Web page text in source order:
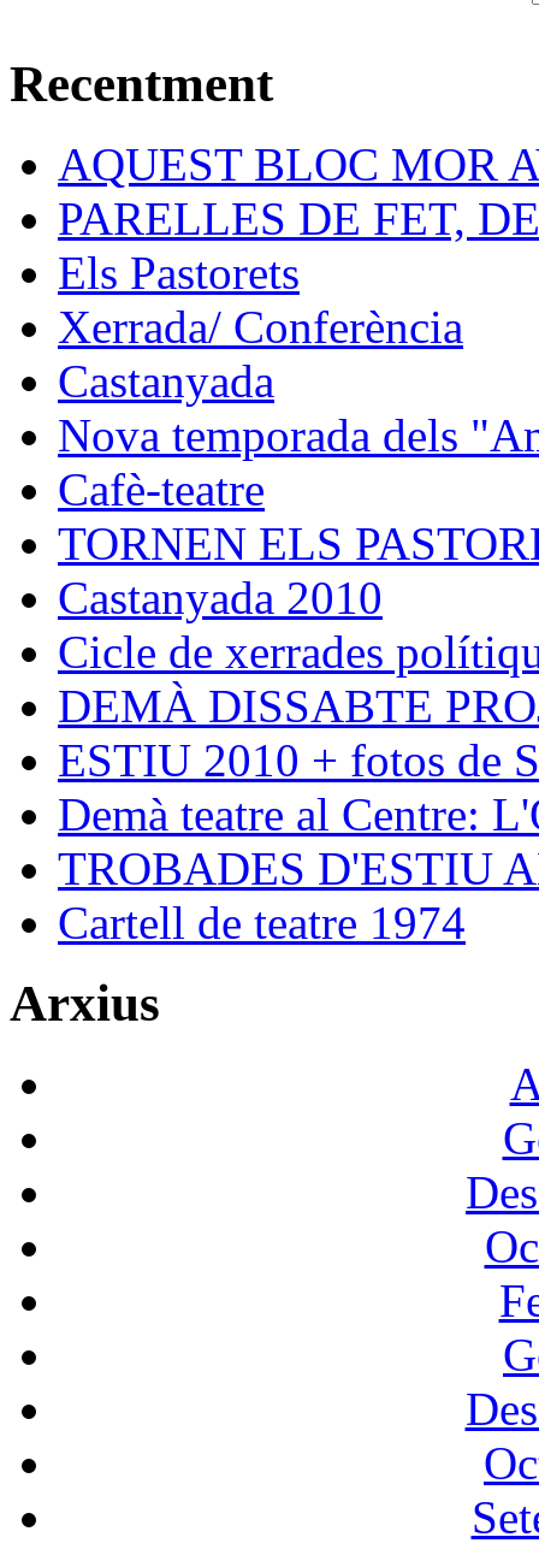
Recentment
AQUEST BLOC MOR
PARELLES DE FET,
Els Pastorets
Xerrada/ Conferència
Castanyada
Nova temporada dels
Cafè-teatre
TORNEN ELS
Castanyada 2010
Cicle de xerrades
DEMÀ DISSABTE
ESTIU 2010 + fotos de
Demà teatre al Centre:
TROBADES D'ESTIU
Cartell de teatre 1974
Arxius